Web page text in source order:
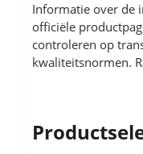
Informatie over de
officiële
controleren op
kwaliteitsnormen.